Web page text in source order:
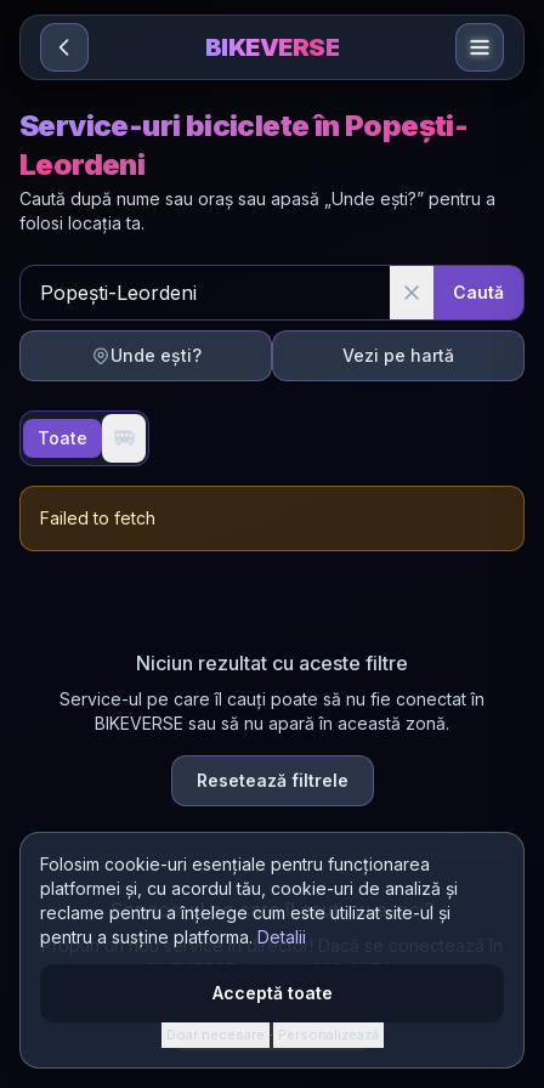
Sari la conținut
Folosim cookie-uri esențiale pentru funcționarea
platformei și, cu acordul tău, cookie-uri de analiză și
reclame pentru a înțelege cum este utilizat site-ul și
pentru a susține platforma. Detalii
Acceptă toate
Doar necesare · Personalizează
BIKEVERSE
Service-uri biciclete în Popești-
Leordeni
Caută după nume sau oraș sau apasă „Unde ești?” pentru a
folosi locația ta.
Caută
Unde ești? Vezi pe hartă
Toate 🚐
Failed to fetch
Niciun rezultat cu aceste filtre
Service-ul pe care îl cauți poate să nu fie conectat în
BIKEVERSE sau să nu apară în această zonă.
Resetează filtrele
Service-ul pe care îl cauți nu e aici?
Propun un nou service în director! Dacă se conectează în
BIKEVERSE, primești 200 AURA.
Propun un service